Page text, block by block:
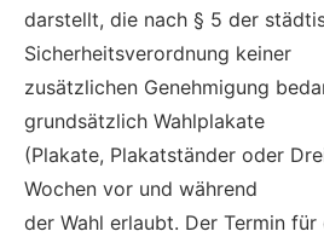
darstellt, die nach § 5 der
Sicherheitsverordnung keiner
zusätzlichen Genehmigung
grundsätzlich Wahlplakate
(Plakate, Plakatständer oder
Wochen vor und während
der Wahl erlaubt. Der Termin für